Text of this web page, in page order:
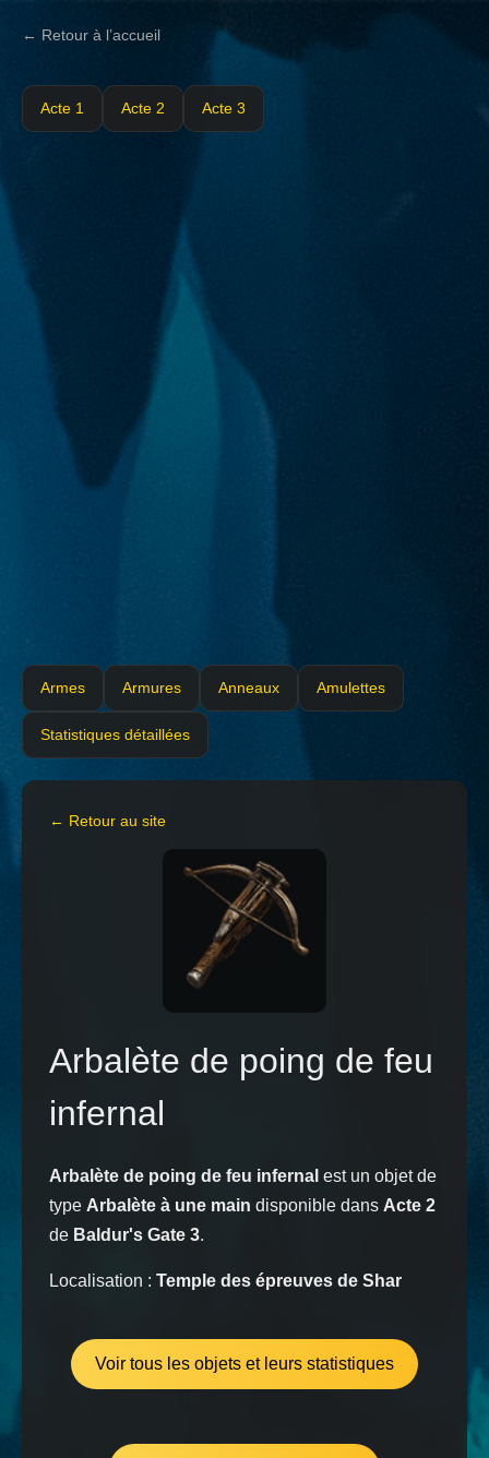
← Retour à l’accueil
Acte 1 Acte 2 Acte 3
Armes Armures Anneaux Amulettes
Statistiques détaillées
← Retour au site
Arbalète de poing de feu
infernal
Arbalète de poing de feu infernal est un objet de
type Arbalète à une main disponible dans Acte 2
de Baldur's Gate 3.
Localisation : Temple des épreuves de Shar
Voir tous les objets et leurs statistiques